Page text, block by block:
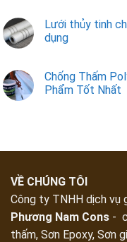
Lưới thủy tinh
dụng
Chống Thấm
Phẩm Tốt Nhất
VỀ CHÚNG TÔI
Công ty TNHH dịch vụ
Phương Nam Cons -
thấm, Sơn Epoxy, Sơn